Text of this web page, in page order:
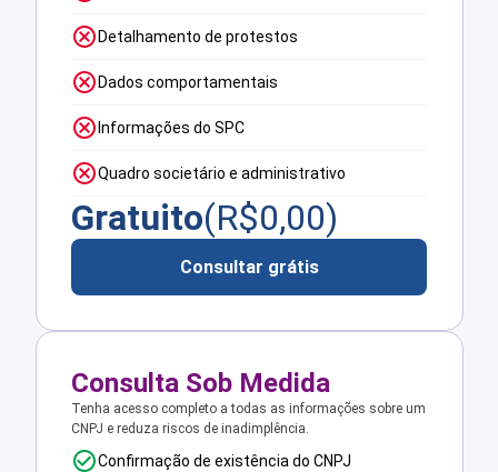
Detalhamento de protestos
Dados comportamentais
Informações do SPC
Quadro societário e administrativo
Gratuito(R$0,00)
Consultar grátis
Consulta Sob Medida
Tenha acesso completo a todas as informações sobre um
CNPJ e reduza riscos de inadimplência.
Confirmação de existência do CNPJ